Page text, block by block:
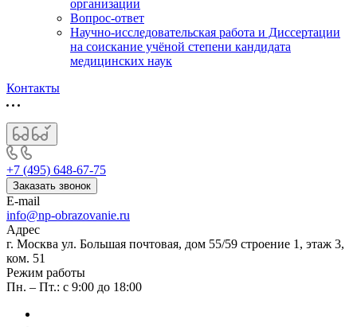
организации
Вопрос-ответ
Научно-исследовательская работа и Диссертации
на соискание учёной степени кандидата
медицинских наук
Контакты
+7 (495) 648-67-75
Заказать звонок
E-mail
info@np-obrazovanie.ru
Адрес
г. Москва ул. Большая почтовая, дом 55/59 строение 1, этаж 3,
ком. 51
Режим работы
Пн. – Пт.: с 9:00 до 18:00